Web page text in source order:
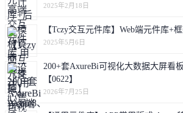
2025年2月18日
【Tczy交互元件库】Web端元件库+
2025年5月6日
200+套AxureBi可视化大数据大屏看
【0622】
2026年7月25日